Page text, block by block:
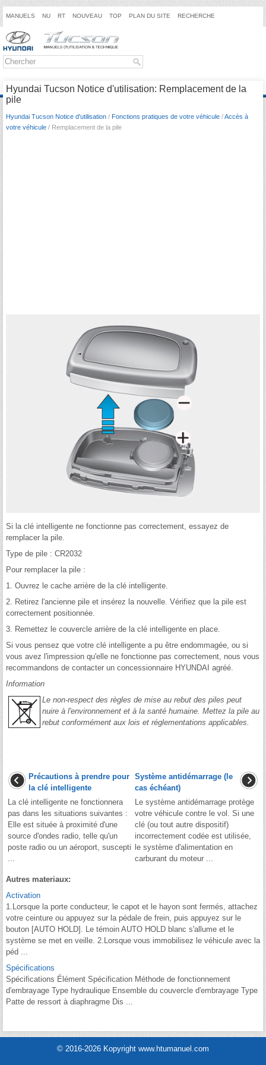
MANUELS NU RT NOUVEAU TOP PLAN DU SITE RECHERCHE
Hyundai Tucson Notice d'utilisation: Remplacement de la
pile
Hyundai Tucson Notice d'utilisation / Fonctions pratiques de votre véhicule /Accès à
votre véhicule / Remplacement de la pile
Si la clé intelligente ne fonctionne pas correctement, essayez de
remplacer la pile.
Type de pile : CR2032
Pour remplacer la pile :
1. Ouvrez le cache arrière de la clé intelligente.
2. Retirez l'ancienne pile et insérez la nouvelle. Vérifiez que la pile est
correctement positionnée.
3. Remettez le couvercle arrière de la clé intelligente en place.
Si vous pensez que votre clé intelligente a pu être endommagée, ou si
vous avez l'impression qu'elle ne fonctionne pas correctement, nous vous
recommandons de contacter un concessionnaire HYUNDAI agréé.
Information
Le non-respect des règles de mise au rebut des piles peut
nuire à l'environnement et à la santé humaine. Mettez la pile au
rebut conformément aux lois et réglementations applicables.
Précautions à prendre pour
la clé intelligente
La clé intelligente ne fonctionnera
pas dans les situations suivantes :
Elle est située à proximité d'une
source d'ondes radio, telle qu'un
poste radio ou un aéroport, suscepti
...
Système antidémarrage (le
cas échéant)
Le système antidémarrage protège
votre véhicule contre le vol. Si une
clé (ou tout autre dispositif)
incorrectement codée est utilisée,
le système d'alimentation en
carburant du moteur ...
Autres materiaux:
Activation
1.Lorsque la porte conducteur, le capot et le hayon sont fermés, attachez
votre ceinture ou appuyez sur la pédale de frein, puis appuyez sur le
bouton [AUTO HOLD]. Le témoin AUTO HOLD blanc s'allume et le
système se met en veille. 2.Lorsque vous immobilisez le véhicule avec la
péd ...
Spécifications
Spécifications Élément Spécification Méthode de fonctionnement
d′embrayage Type hydraulique Ensemble du couvercle d′embrayage Type
Patte de ressort à diaphragme Dis ...
© 2016-2026 Kopyright www.htumanuel.com